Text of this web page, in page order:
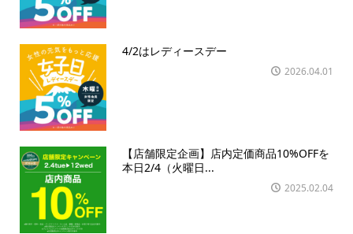
4/2はレディースデー
2026.04.01
【店舗限定企画】店内定価商品10%OFFを
本日2/4（火曜日...
2025.02.04